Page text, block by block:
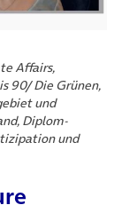
Affairs,
90/ Die Grünen,
und
Diplom-
und